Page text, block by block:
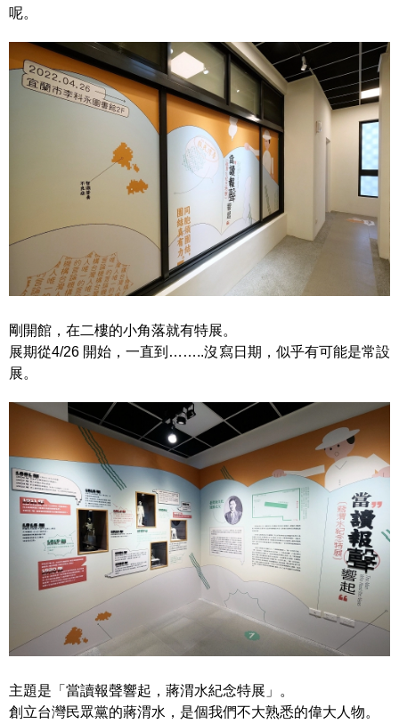
呢。
剛開館，在二樓的小角落就有特展。
展期從4/26 開始，一直到……..沒寫日期，似乎有可能是常設
展。
主題是「當讀報聲響起，蔣渭水紀念特展」。
創立台灣民眾黨的蔣渭水，是個我們不大熟悉的偉大人物。